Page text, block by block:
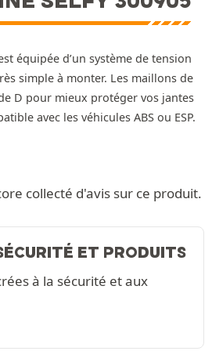
équipée d’un système de tension
simple à monter. Les maillons de
D pour mieux protéger vos jantes
avec les véhicules ABS ou ESP.
collecté d'avis sur ce produit.
ET PRODUITS
à la sécurité et aux